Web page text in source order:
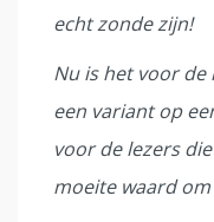
echt zonde zijn!
Nu is het voor de
een variant op
voor de lezers
moeite waard